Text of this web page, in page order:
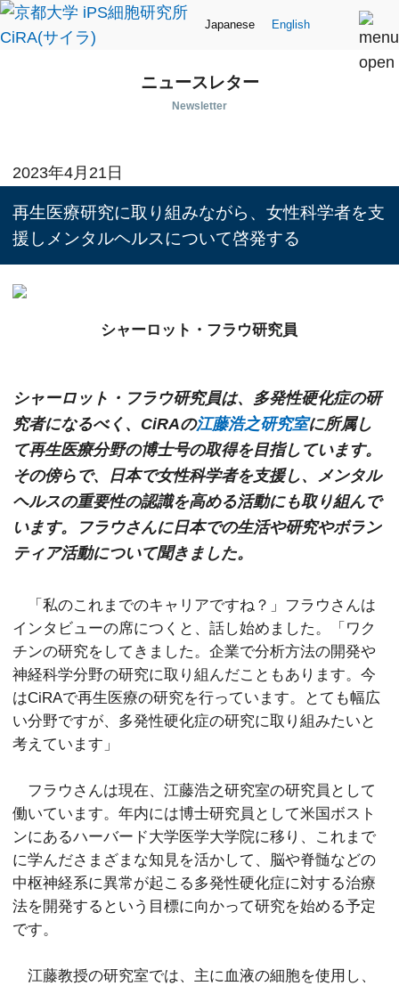
Japanese English
ニュースレター
Newsletter
2023年4月21日
再生医療研究に取り組みながら、女性科学者を支
援しメンタルヘルスについて啓発する
シャーロット・フラウ研究員
シャーロット・フラウ研究員は、多発性硬化症の研
究者になるべく、CiRAの江藤浩之研究室に所属し
て再生医療分野の博士号の取得を目指しています。
その傍らで、日本で女性科学者を支援し、メンタル
ヘルスの重要性の認識を高める活動にも取り組んで
います。フラウさんに日本での生活や研究やボラン
ティア活動について聞きました。
「私のこれまでのキャリアですね？」フラウさんは
インタビューの席につくと、話し始めました。「ワク
チンの研究をしてきました。企業で分析方法の開発や
神経科学分野の研究に取り組んだこともあります。今
はCiRAで再生医療の研究を行っています。とても幅広
い分野ですが、多発性硬化症の研究に取り組みたいと
考えています」
フラウさんは現在、江藤浩之研究室の研究員として
働いています。年内には博士研究員として米国ボスト
ンにあるハーバード大学医学大学院に移り、これまで
に学んださまざまな知見を活かして、脳や脊髄などの
中枢神経系に異常が起こる多発性硬化症に対する治療
法を開発するという目標に向かって研究を始める予定
です。
江藤教授の研究室では、主に血液の細胞を使用し、